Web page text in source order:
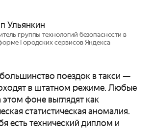
Ульянкин
группы технологий безопасности в
Городских сервисов Яндекса
поездок в такси —
в штатном режиме. Любые
фоне выглядят как
статистическая аномалия.
есть технический диплом и